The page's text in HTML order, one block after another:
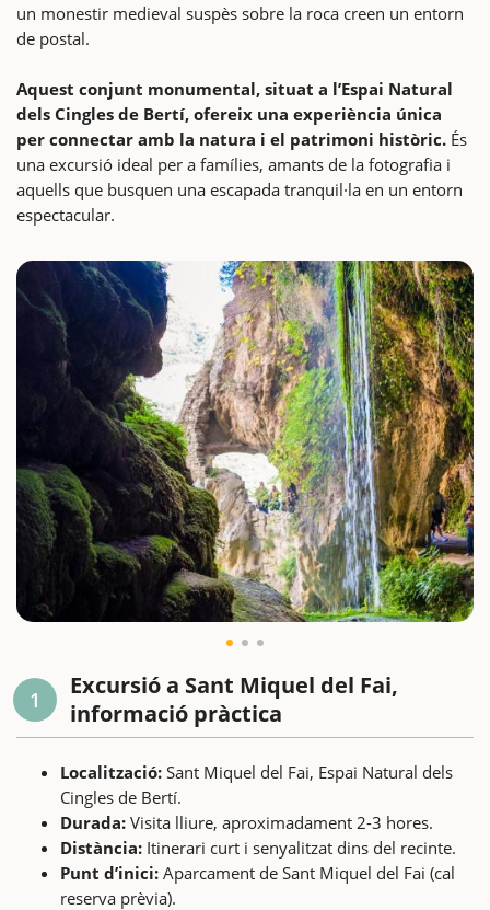
un monestir medieval suspès sobre la roca creen un entorn
de postal.
Aquest conjunt monumental, situat a l’Espai Natural
dels Cingles de Bertí, ofereix una experiència única
per connectar amb la natura i el patrimoni històric. És
una excursió ideal per a famílies, amants de la fotografia i
aquells que busquen una escapada tranquil·la en un entorn
espectacular.
1
Excursió a Sant Miquel del Fai,
informació pràctica
Localització: Sant Miquel del Fai, Espai Natural dels
Cingles de Bertí.
Durada: Visita lliure, aproximadament 2-3 hores.
Distància: Itinerari curt i senyalitzat dins del recinte.
Punt d’inici: Aparcament de Sant Miquel del Fai (cal
reserva prèvia).